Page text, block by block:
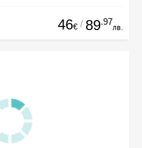
46€ / 89.97
лв.